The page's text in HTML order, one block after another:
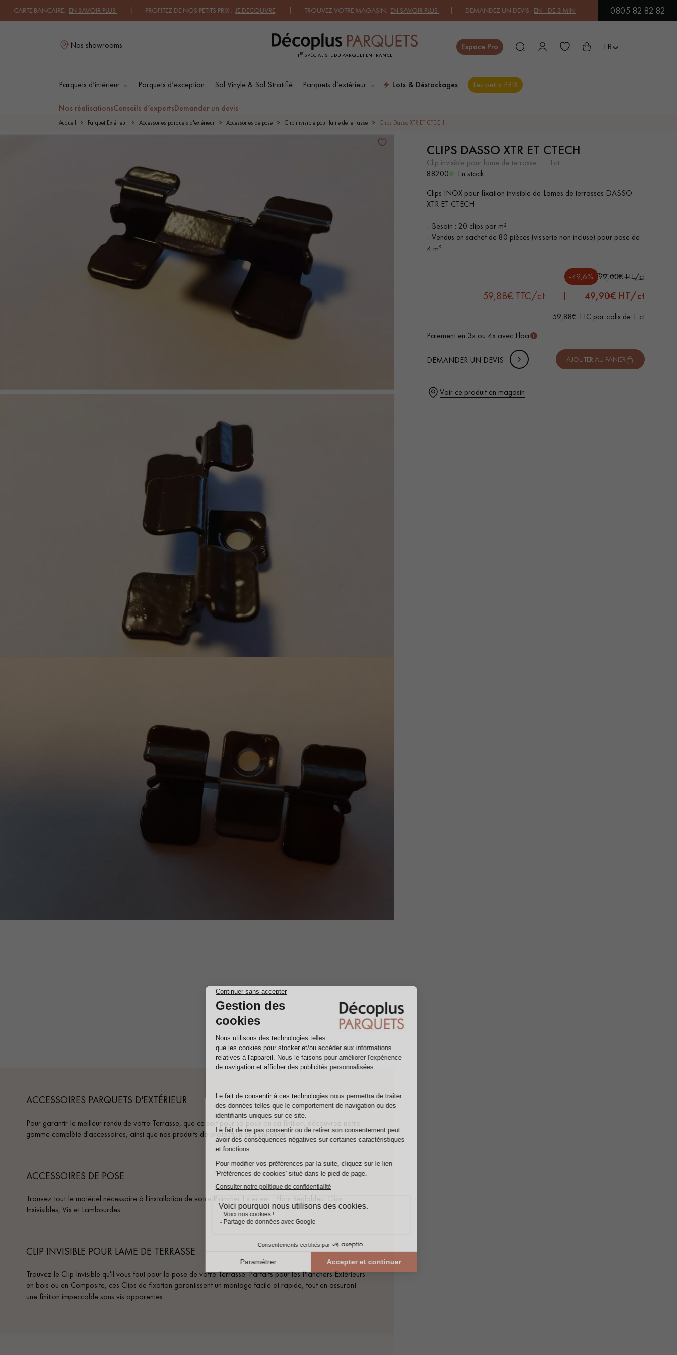
BANCAIRE.EN SAVOIR PLUS| PROFITEZ DE NOS PETITS PRIX .JE DECOUVRE| TROUVEZ VOTRE MAGASIN.EN SAVOIR PLUS| DEMANDEZ UN DEVIS.EN - DE 3 MIN | PAYEZ EN 3X OU 4X SANS FRAIS
0805 82 82 82
Nos showrooms
1 ERSPÉCIALISTE DU PARQUET EN FRANCE
Espace Pro FR
Parquets d’intérieur Parquets d’exception Sol Vinyle & Sol Stratifié Parquets d’extérieur Lots & Déstockages Les petits PRIX
Nos réalisationsConseils d’expertsDemander un devisLES RECHERCHES LES PLUS COURANTES
PARQUET EN BOIS
EXOTIQUE
PARQUET VERNIS
BRUT
PARQUET VIEILLI
PARQUET LAMES
LARGES XXL
ACCESSOIRES
PARQUET D'INTÉRIEUR
Nos conseillers sont disponibles au
0805 82 82 82
VOUS AVEZ UN PROJET ?
Un expert Décoplus Parquets vous
appelle
Accueil Parquet Extérieur Accessoires parquets d'extérieur Accessoires de pose Clip invisible pour lame de terrasse Clips Dasso XTR ET CTECH
CLIPS DASSO XTR ET CTECH
clip invisible pour lame de terrasse
1ct
88200
En stock
Clips INOX pour fixation invisible de Lames de terrasses DASSO
XTR ET CTECH
- Besoin : 20 clips par m²
- Vendus en sachet de 80 pièces (visserie non incluse) pour pose de
4 m²
-49,6% 99,00€ HT/ct
59,88€ TTC/ct 49,90€ HT/ct
59,88€ TTC par colis de 1 ct
Paiement en 3x ou 4x avec Floa
DEMANDER UN DEVIS
ct
Ajouter 10% de marge de sécurité (pour les chutes et les
Soit colis
AJOUTER AU PANIER
Voir ce produit en magasin
ACCESSOIRES PARQUETS D'EXTÉRIEUR
Pour garantir le meilleur rendu de votre Terrasse, que ce soit pour sa pose ou sa finition, découvrez notre
gamme complète d'accessoires, ainsi que nos produits de protection et d'entretien.
ACCESSOIRES DE POSE
Trouvez tout le matériel nécessaire à l'installation de votre Plancher Extérieur : Plots Réglables, Clips
Insivisibles, Vis et Lambourdes.
CLIP INVISIBLE POUR LAME DE TERRASSE
Trouvez le Clip Invisible qu'il vous faut pour la pose de votre Terrasse. Parfaits pour les Planchers Extérieurs
en bois ou en Composite, ces Clips de fixation garantissent un montage facile et rapide, tout en assurant
une finition impeccable sans vis apparentes.